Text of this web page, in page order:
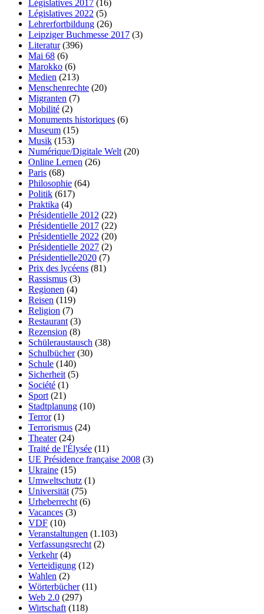
Législatives 2017 (16)
Législatives 2022 (5)
Lehrerfortbildung (26)
Leipziger Buchmesse 2017 (3)
Literatur(396)
Mai 68 (6)
Marokko (6)
Medien (213)
Menschenrechte (20)
Migranten (7)
Mobilité (2)
Monuments historiques (6)
Museum (15)
Musik (153)
Numérique/Digitale Welt (20)
Online Lernen (26)
Paris (68)
Philosophie (64)
Politik (617)
Praktika (4)
Présidentielle 2012 (22)
Présidentielle 2017 (22)
Présidentielle 2022 (20)
Présidentielle 2027 (2)
Présidentielle2020 (7)
Prix des lycéens (81)
Rassismus (3)
Regionen (4)
Reisen (119)
Religion (7)
Restaurant (3)
Rezension (8)
Schüleraustausch (38)
Schulbücher(30)
Schule (140)
Sicherheit (5)
Société (1)
Sport (21)
Stadtplanung (10)
Terror(1)
Terrorismus (24)
Theater(24)
Traité de l'Élysée (11)
UE Présidence française 2008 (3)
Ukraine (15)
Umweltschutz (1)
Universität (75)
Urheberrecht (6)
Vacances (3)
VDF (10)
Veranstaltungen (1.103)
Verfassungsrecht (2)
Verkehr(4)
Verteidigung (12)
Wahlen (2)
Wörterbücher(11)
Web 2.0 (297)
Wirtschaft (118)